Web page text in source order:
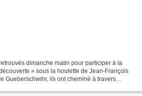
dimanche matin pour participer à la
» sous la houlette de Jean-François
Gueberschwihr, ils ont cheminé à travers